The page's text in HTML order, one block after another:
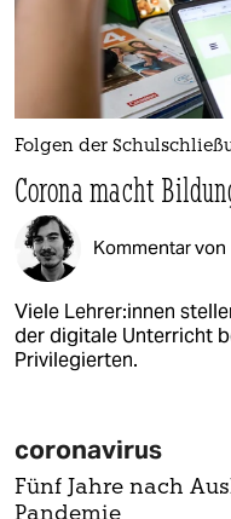
Folgen der
Corona macht
Kommentar von
Viele Lehrer:innen
der digitale Unterricht
Privilegierten.
coronavirus
Fünf Jahre nach
Pandemie